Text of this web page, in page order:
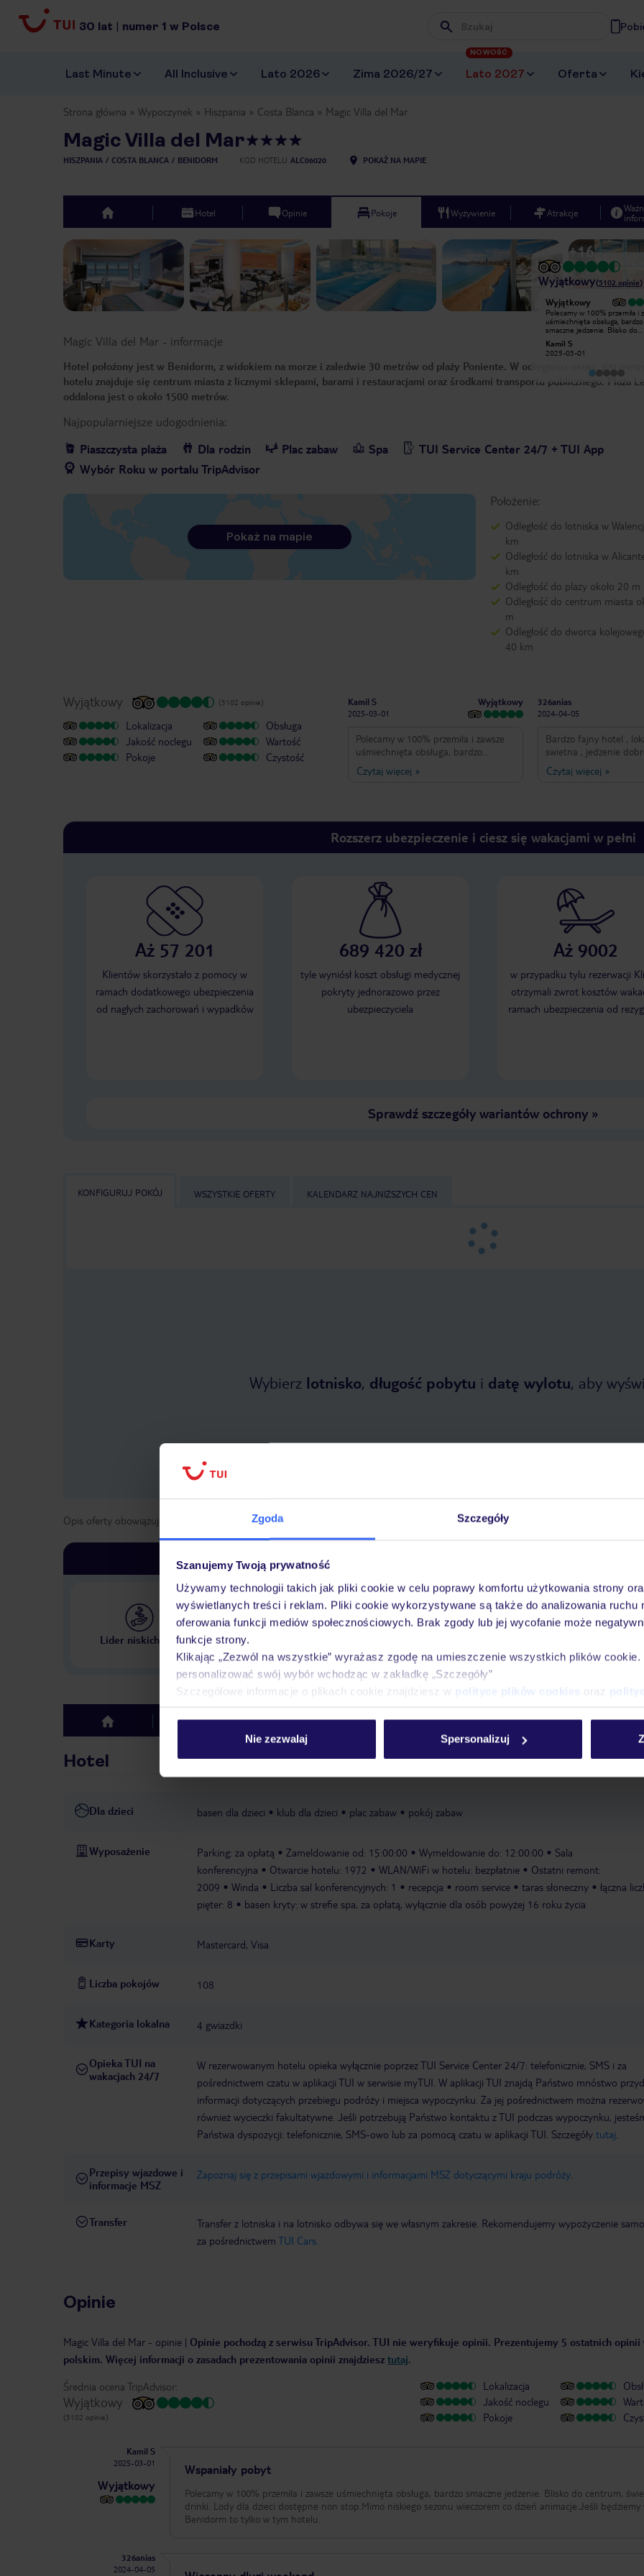
Zgoda Szczegóły
Szanujemy Twoją prywatność
Używamy technologii takich jak pliki cookie w celu poprawy komfortu użytkowania strony
wyświetlanych treści i reklam. Pliki cookie wykorzystywane są także do analizowania ruchu
oferowania funkcji mediów społecznościowych. Brak zgody lub jej wycofanie może
funkcje strony.
Klikając „Zezwól na wszystkie” wyrażasz zgodę na umieszczenie wszystkich plików
personalizować swój wybór wchodząc w zakładkę „Szczegóły”
Szczegółowe informacje o plikach cookie znajdziesz w polityce plików cookies oraz
Nie zezwalaj Spersonalizuj
30 lat | numer 1 w Polsce Wpisz frazę, której szukasz
Last Minute All Inclusive Lato 2026 Zima 2026/27 Lato 2027
NOWOŚĆ
Oferta
Strona główna Wypoczynek Hiszpania Costa Blanca Magic Villa del Mar
Magic Villa del Mar
HISZPANIA COSTA BLANCA BENIDORM KOD HOTELU ALC06020 POKAŻ NA MAPIE
top Hotel Opinie Pokoje Wyżywienie Atrakcje
Previous slide +16
Wyjątkowy(5102 opinie)
Wyjątkowy
Super hotel, lokalizacja ok, jedzenie
pomocna☺️
Wyjątkowy
Polecamy w 100% przemiła i
uśmiechnięta obsługa, bardzo
smaczne jedzenie. Blisko do
dzieci dostępne non
niskiego sezonu wieczorem co
to tylko w tym hotelu.
Kamil S
2025-03-01
Magic Villa del Mar - informacje
Hotel położony jest w Benidorm, z widokiem na morze i zaledwie 30 metrów od plaży Poniente. W odległości około 300
hotelu znajduje się centrum miasta z licznymi sklepami, barami i restauracjami oraz środkami transportu publicznego. Plaża
oddalona jest o około 1500 metrów.
Najpopularniejsze udogodnienia:
Piaszczysta plaża
Dla rodzin Plac zabaw Spa
TUI Service Center 24/7 + TUI App
Wybór Roku w portalu TripAdvisor
Położenie:
Odległość do lotniska w
km
Odległość do lotniska w
km
Odległość do plaży około 20 m
Odległość do centrum miasta
m
Odległość do dworca
40 km
Pokaż na mapie
Wyjątkowy (5102 opinie)
Lokalizacja
Jakość noclegu
Pokoje
Obsługa
Wartość
Czystość
Kamil S
2025-03-01
Wyjątkowy
Polecamy w 100% przemiła i zawsze
uśmiechnięta obsługa, bardzo
smaczne jedzenie. Blisko do centrum,
świetne drinki. Lody dla dzieci
Czytaj więcej »
326anias
2024-04-05
Bardzo fajny hotel ,
swietna , jedzenie
hotelu fantasyczna!!!!! Daje tylko 4
gwiazdki bo niestety
bylo troche wiecej
basenie! Jeszcze raz 5 🌟 dla
restauracji!!!!! Polecam ten Hotel w
Benidorm 😊
Czytaj więcej »
Rozszerz ubezpieczenie i ciesz się wakacjami w pełni
Aż 57 201
Klientów skorzystało z pomocy w
ramach dodatkowego ubezpieczenia
od nagłych zachorowań i wypadków
689 420 zł
tyle wyniósł koszt obsługi medycznej
pokryty jednorazowo przez
ubezpieczyciela
Aż 9002
w przypadku tylu rezerwacji
otrzymali zwrot kosztów
ramach ubezpieczenia od
Sprawdź szczegóły wariantów ochrony»
KONFIGURUJ POKÓJ WSZYSTKIE OFERTY KALENDARZ NAJNIŻSZYCH CEN
Wybierz lotnisko, długość pobytu i datę wylotu, aby
Opis oferty obowiązuje dla wyjazdów w terminie od 1 kwietnia 2027
Lider niskich cen
Największe biuro podróży
Tylko u nas opieka na
top Hotel Opinie Pokoje Wyżywienie Atrakcje
Hotel
Dla dzieci basen dla dzieci klub dla dzieci plac zabaw pokój zabaw
Wyposażenie Parking: za opłatą Zameldowanie od: 15:00:00 Wymeldowanie do: 12:00:00
Sala
konferencyjna
Otwarcie hotelu: 1972 WLAN/WiFi w hotelu: bezpłatnie
Ostatni remont:
2009
Winda Liczba sal konferencyjnych: 1 recepcja room service taras słoneczny
łączna
pięter: 8
basen kryty: w strefie spa, za opłatą, wyłącznie dla osób powyżej 16 roku życia
Karty Mastercard, Visa
Liczba pokojów 108
Kategoria lokalna 4 gwiazdki
Opieka TUI na
wakacjach 24/7
W rezerwowanym hotelu opieka wyłącznie poprzez TUI Service Center 24/7: telefonicznie, SMS i za
pośrednictwem czatu w aplikacji TUI w serwisie myTUI. W aplikacji TUI znajdą Państwo mnóstwo
informacji dotyczących przebiegu podróży i miejsca wypoczynku. Za jej pośrednictwem można
również wycieczki fakultatywne. Jeśli potrzebują Państwo kontaktu z TUI podczas wypoczynku,
Państwa dyspozycji: telefonicznie, SMS-owo lub za pomocą czatu w aplikacji TUI. Szczegóły tutaj
Przepisy wjazdowe i
informacje MSZ
Zapoznaj się z przepisami wjazdowymi i informacjami MSZ dotyczącymi kraju podróży.
Transfer
Transfer z lotniska i na lotnisko odbywa się we własnym zakresie. Rekomendujemy wypożyczenie
za pośrednictwem TUI Cars.
Opinie
Magic Villa del Mar - opinie | Opinie pochodzą z serwisu TripAdvisor. TUI nie weryfikuje opinii. Prezentujemy 5 ostatnich opinii
polskim. Więcej informacji o zasadach prezentowania opinii znajdziesz tutaj.
Średnia ocena TripAdvisor:
Wyjątkowy
(5102 opinie)
Lokalizacja
Jakość noclegu
Pokoje
Kamil S
2025-03-01
Wyjątkowy
Wspaniały pobyt
Polecamy w 100% przemiła i zawsze uśmiechnięta obsługa, bardzo smaczne jedzenie. Blisko do centrum,
drinki. Lody dla dzieci dostępne non stop.Mimo niskiego sezonu wieczorem co dzień animacje.Jeśli będziemy
Benidorm to tylko w tym hotelu.
326anias
2024-04-05